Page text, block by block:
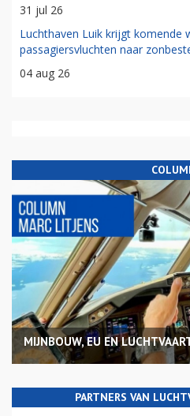
31 jul 26
Luchthaven Luik krijgt komende
passagiersvluchten naar
04 aug 26
MIJNBOUW, EU EN
PARTNERS VAN